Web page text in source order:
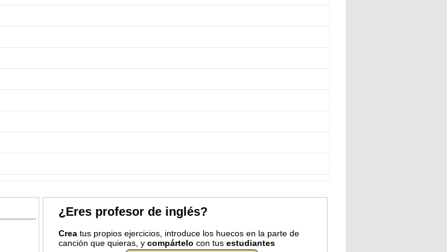
¿Eres profesor de inglés?
Creatus propios ejercicios, introduce los huecos en la parte de
canción que quieras, y compártelo con tus estudiantes